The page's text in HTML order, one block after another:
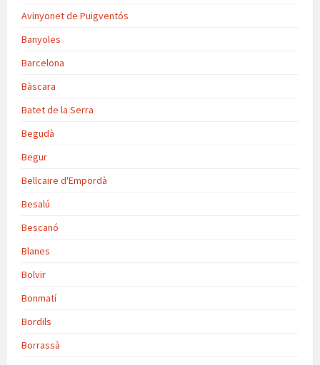
Avinyonet de Puigventós
Banyoles
Barcelona
Bàscara
Batet de la Serra
Begudà
Begur
Bellcaire d'Empordà
Besalú
Bescanó
Blanes
Bolvir
Bonmatí
Bordils
Borrassà